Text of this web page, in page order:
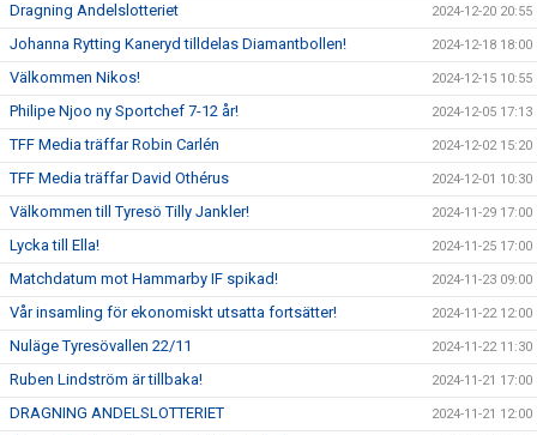
Dragning Andelslotteriet 2024-12-20 20:55
Johanna Rytting Kaneryd tilldelas Diamantbollen! 2024-12-18 18:00
Välkommen Nikos! 2024-12-15 10:55
Philipe Njoo ny Sportchef 7-12 år! 2024-12-05 17:13
TFF Media träffar Robin Carlén 2024-12-02 15:20
TFF Media träffar David Othérus 2024-12-01 10:30
Välkommen till Tyresö Tilly Jankler! 2024-11-29 17:00
Lycka till Ella! 2024-11-25 17:00
Matchdatum mot Hammarby IF spikad! 2024-11-23 09:00
Vår insamling för ekonomiskt utsatta fortsätter! 2024-11-22 12:00
Nuläge Tyresövallen 22/11 2024-11-22 11:30
Ruben Lindström är tillbaka! 2024-11-21 17:00
DRAGNING ANDELSLOTTERIET 2024-11-21 12:00